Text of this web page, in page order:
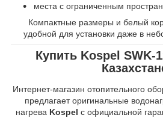
места с ограниченным
Компактные размеры и белый
удобной для установки даже в
Купить Kospel SWK-
Интернет-магазин отопительного
предлагает оригинальные
нагрева Kospel с официальной